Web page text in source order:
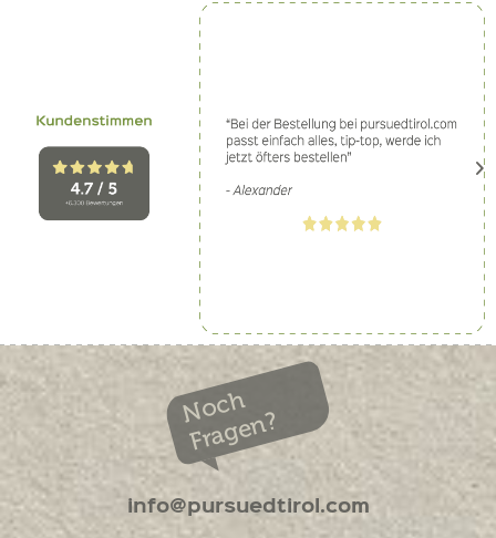
Noch
Fragen?
info@pursuedtirol.com